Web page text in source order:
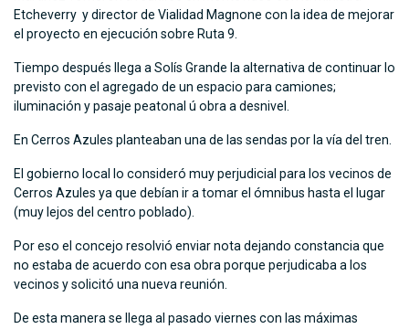
Etcheverry y director de Vialidad Magnone con la idea de mejorar
el proyecto en ejecución sobre Ruta 9.
Tiempo después llega a Solís Grande la alternativa de continuar lo
previsto con el agregado de un espacio para camiones;
iluminación y pasaje peatonal ú obra a desnivel.
En Cerros Azules planteaban una de las sendas por la vía del tren.
El gobierno local lo consideró muy perjudicial para los vecinos de
Cerros Azules ya que debían ir a tomar el ómnibus hasta el lugar
(muy lejos del centro poblado).
Por eso el concejo resolvió enviar nota dejando constancia que
no estaba de acuerdo con esa obra porque perjudicaba a los
vecinos y solicitó una nueva reunión.
De esta manera se llega al pasado viernes con las máximas